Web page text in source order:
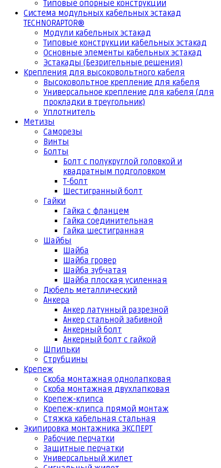
Типовые опорные конструкции
Система модульных кабельных эстакад
TECHNORAPTOR®
Модули кабельных эстакад
Типовые конструкции кабельных эстакад
Основные элементы кабельных эстакад
Эстакады (Безригельные решения)
Крепления для высоковольтного кабеля
Высоковольтное крепление для кабеля
Универсальное крепление для кабеля (для
прокладки в треугольник)
Уплотнитель
Метизы
Саморезы
Винты
Болты
Болт с полукруглой головкой и
квадратным подголовком
Т-болт
Шестигранный болт
Гайки
Гайка с фланцем
Гайка соединительная
Гайка шестигранная
Шайбы
Шайба
Шайба гровер
Шайба зубчатая
Шайба плоская усиленная
Дюбель металлический
Анкера
Анкер латунный разрезной
Анкер стальной забивной
Анкерный болт
Анкерный болт с гайкой
Шпильки
Струбцины
Крепеж
Скоба монтажная однолапковая
Скоба монтажная двухлапковая
Крепеж-клипса
Крепеж-клипса прямой монтаж
Стяжка кабельная стальная
Экипировка монтажника ЭКСПЕРТ
Рабочие перчатки
Защитные перчатки
Универсальный жилет